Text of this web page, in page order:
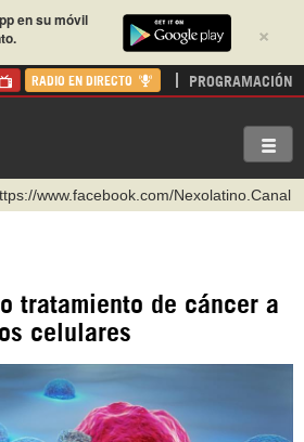
×
en su móvil
RADIO EN DIRECTO PROGRAMACIÓN
www.facebook.com/Nexolatino.Canal
twitter.com/nexo_latino
https://t.me/hispantvcanal
urmedium.com/c/hispantv
Instagram como: hispan_tv
tratamiento de cáncer a
celulares